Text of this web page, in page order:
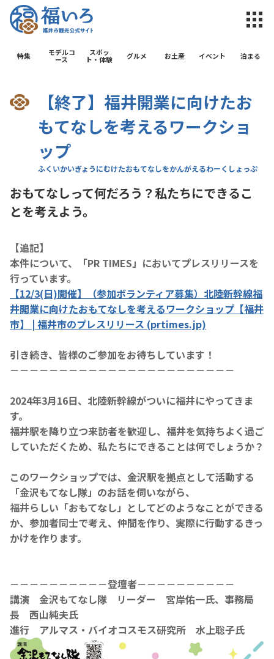
福井市観光
特集
モデルコ
ース
スポッ
ト・体験
グルメ お土産 イベント 泊まる
【終了】福井開業に向けたお
もてなしを考えるワークショ
ップ
おもてなしって何だろう？私たちにできるこ
とを考えよう。
【追記】
本件について、「PR TIMES」においてプレスリリースを
行っています。
【12/3(日)開催】（参加ボランティア募集）北陸新幹線福
井開業に向けたおもてなしを考えるワークショップ【福井
市】 | 福井市のプレスリリース (prtimes.jp)
引き続き、皆様のご参加をお待ちしています！
－－－－－－－－－－－－－－－－－－－－－－－
2024年3月16日、北陸新幹線がついに福井にやってきま
す。
福井駅を降り立つ来訪者を歓迎し、福井を気持ちよく過ご
していただくため、私たちにできることは何でしょうか？
このワークショップでは、金沢駅を拠点として活動する
「金沢もてなし隊」のお話を伺いながら、
福井らしい「おもてなし」としてどのようなことができる
か、参加者同士で考え、仲間を作り、実際に行動するきっ
かけを作ります。
－－－－－－－－－－登壇者－－－－－－－－－－
講演 金沢もてなし隊 リーダー 宮岸佑一氏、事務局
長 西山純夫氏
進行 アルマス・バイオコスモス研究所 水上聡子氏